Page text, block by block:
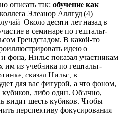
описать так: обучение как
Элеанор Аллгуд (4)
Около десяти лет назад в
в семинаре по гештальт-
Грендстадом. В какой-то
идею о
фона, Нильс показал участникам
им из учебника по гештальт-
сказал Нильс, в
для вас фигурой, а что фоном,
кубиков, либо один. Обычно,
видит шесть кубиков. Чтобы
перспективу фокусирования